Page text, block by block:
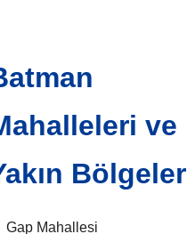
ve
Bölgeler
Gap Mahallesi